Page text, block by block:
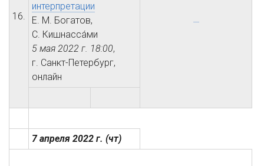
16.
интерпретации
Е. М. Богатов,
С. Кишнасса́ми
5 мая 2022 г. 18:00,
г. Санкт-Петербург,
онлайн
7 апреля 2022 г. (чт)